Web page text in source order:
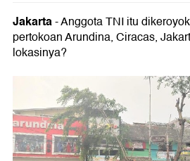
Jakarta- Anggota TNI itu
pertokoan Arundina, Ciracas,
lokasinya?